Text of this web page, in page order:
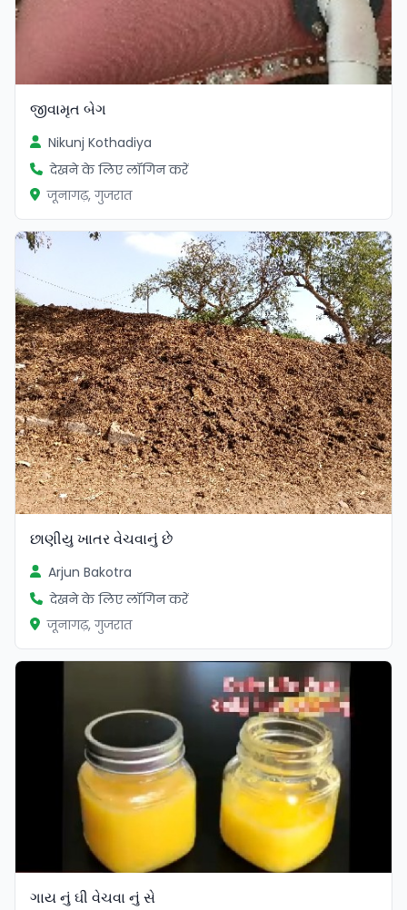
જીવામૃત બેગ
Nikunj Kothadiya
देखने के लिए लॉगिन करें
जूनागढ़, गुजरात
છાણીયુ ખાતર વેચવાનું છે
Arjun Bakotra
देखने के लिए लॉगिन करें
जूनागढ़, गुजरात
ગાય નું ઘી વેચવા નું સે